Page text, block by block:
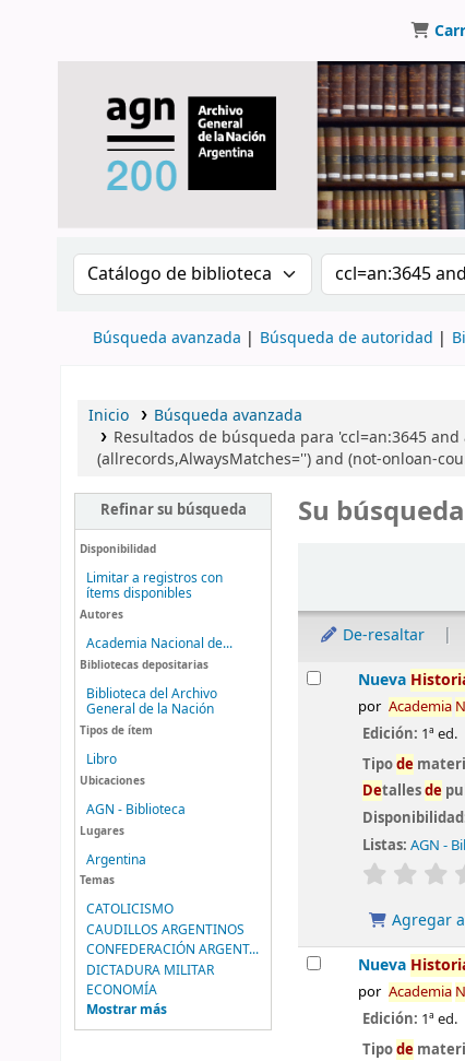
Buscar en el catálogo por: Buscar en el
Búsqueda avanzada Búsqueda de autoridad
Inicio
Búsqueda avanzada
Resultados de búsqueda para 'ccl=an:3645
(allrecords,AlwaysMatches='') and (not-onloan-
Refinar su búsqueda
Disponibilidad
Limitar a registros con
ítems disponibles
Autores
Academia Nacional de...
Bibliotecas depositarias
Biblioteca del Archivo
General de la Nación
Tipos de ítem
Libro
Ubicaciones
AGN - Biblioteca
Lugares
Argentina
Temas
CATOLICISMO
CAUDILLOS ARGENTINOS
CONFEDERACIÓN ARGENT...
DICTADURA MILITAR
ECONOMÍA
Mostrar más
Su
De-resaltar
ResultadosNueva
por Academia
Edición: 1ª ed.
Tipode
Detallesde
Listas: AGN -
valoración
Agregar
Nueva
por Academia
Edición: 1ª ed.
Tipode